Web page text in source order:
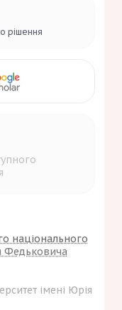
національного
Федьковича
імені Юрія
рішення